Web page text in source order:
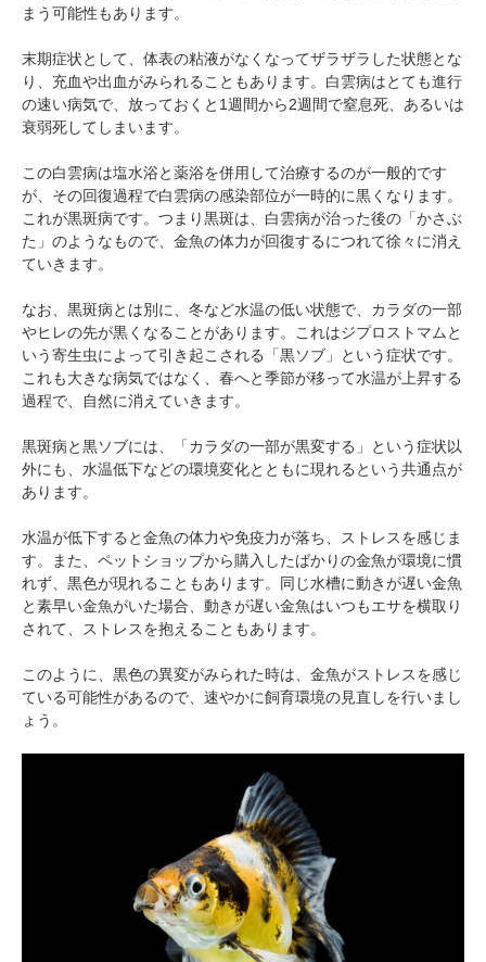
まう可能性もあります。
末期症状として、体表の粘液がなくなってザラザラした状態とな
り、充血や出血がみられることもあります。白雲病はとても進行
の速い病気で、放っておくと1週間から2週間で窒息死、あるいは
衰弱死してしまいます。
この白雲病は塩水浴と薬浴を併用して治療するのが一般的です
が、その回復過程で白雲病の感染部位が一時的に黒くなります。
これが黒斑病です。つまり黒斑は、白雲病が治った後の「かさぶ
た」のようなもので、金魚の体力が回復するにつれて徐々に消え
ていきます。
なお、黒斑病とは別に、冬など水温の低い状態で、カラダの一部
やヒレの先が黒くなることがあります。これはジプロストマムと
いう寄生虫によって引き起こされる「黒ソブ」という症状です。
これも大きな病気ではなく、春へと季節が移って水温が上昇する
過程で、自然に消えていきます。
黒斑病と黒ソブには、「カラダの一部が黒変する」という症状以
外にも、水温低下などの環境変化とともに現れるという共通点が
あります。
水温が低下すると金魚の体力や免疫力が落ち、ストレスを感じま
す。また、ペットショップから購入したばかりの金魚が環境に慣
れず、黒色が現れることもあります。同じ水槽に動きが遅い金魚
と素早い金魚がいた場合、動きが遅い金魚はいつもエサを横取り
されて、ストレスを抱えることもあります。
このように、黒色の異変がみられた時は、金魚がストレスを感じ
ている可能性があるので、速やかに飼育環境の見直しを行いまし
ょう。